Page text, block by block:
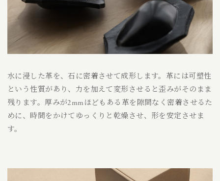
水に浸した革を、石に密着させて成形します。革には可塑性
という性質があり、力を加えて変形させると歪みがそのまま
残ります。厚みが2mmほどもある革を隙間なく密着させるた
めに、時間をかけてゆっくりと乾燥させ、形を安定させま
す。